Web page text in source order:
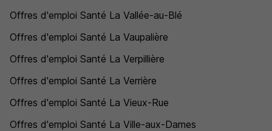
Offres d'emploi Santé La Vallée-au-Blé
Offres d'emploi Santé La Vaupalière
Offres d'emploi Santé La Verpillière
Offres d'emploi Santé La Verrière
Offres d'emploi Santé La Vieux-Rue
Offres d'emploi Santé La Ville-aux-Dames